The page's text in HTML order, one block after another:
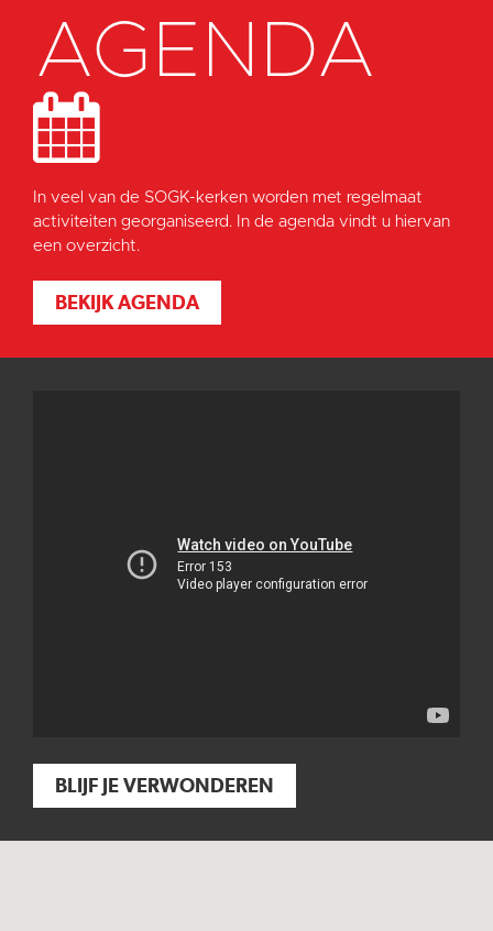
AGENDA
In veel van de SOGK-kerken worden met regelmaat
activiteiten georganiseerd. In de agenda vindt u hiervan
een overzicht.
BEKIJK AGENDA
BLIJF JE VERWONDEREN